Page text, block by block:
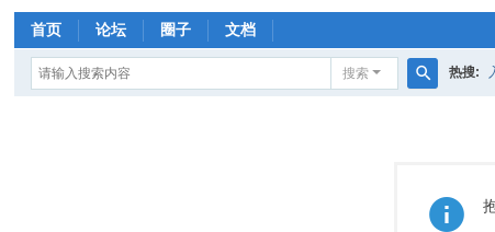
首页 论坛 圈子 文档
搜索 热搜: